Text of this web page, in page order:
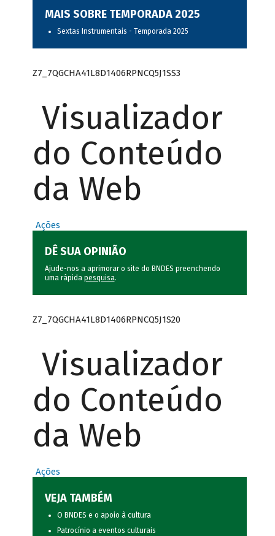
MAIS SOBRE TEMPORADA 2025
Sextas Instrumentais - Temporada 2025
Z7_7QGCHA41L8D1406RPNCQ5J1SS3
Visualizador
do Conteúdo
da Web
Ações
DÊ SUA OPINIÃO
Ajude-nos a aprimorar o site do BNDES preenchendo
uma rápida pesquisa.
Z7_7QGCHA41L8D1406RPNCQ5J1S20
Visualizador
do Conteúdo
da Web
Ações
VEJA TAMBÉM
O BNDES e o apoio à cultura
Patrocínio a eventos culturais